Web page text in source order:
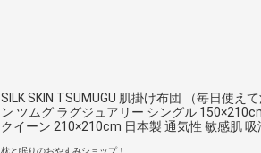
SILK SKIN TSUMUGU 肌掛け布団 （毎日使え
ン ツムグ ラグジュアリー シングル
クイーン 210×210cm 日本製 通気性 敏感肌 吸
枕と眠りのおやすみショップ！